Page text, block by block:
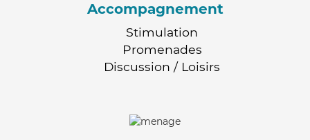
Accompagnement
Stimulation
Promenades
Discussion / Loisirs